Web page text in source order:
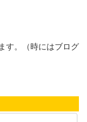
す。（時にはブログ